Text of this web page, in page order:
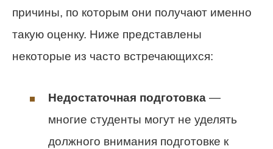
причины, по которым они получают именно
такую оценку. Ниже представлены
некоторые из часто встречающихся:
Недостаточная подготовка —
многие студенты могут не уделять
должного внимания подготовке к